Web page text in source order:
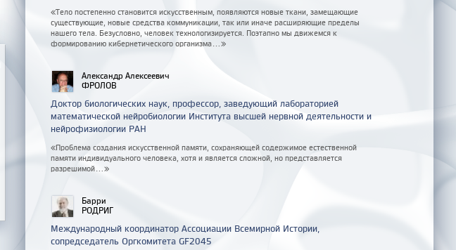
«Тело постепенно становится искусственным, появляются новые ткани, замещающие
существующие, новые средства коммуникации, так или иначе расширяющие пределы
нашего тела. Безусловно, человек технологизируется. Поэтапно мы движемся к
формированию кибернетического организма...»
Александр Алексеевич
ФРОЛОВ
Доктор биологических наук, профессор, заведующий лабораторией
математической нейробиологии Института высшей нервной деятельности и
нейрофизиологии РАН
«Проблема создания искусственной памяти, сохраняющей содержимое естественной
памяти индивидуального человека, хотя и является сложной, но представляется
разрешимой...»
Барри
РОДРИГ
Международный координатор Ассоциации Всемирной Истории,
сопредседатель Оргкомитета GF2045